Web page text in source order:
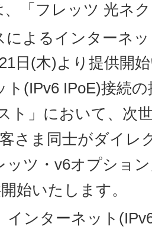
、「フレッツ 光ネ
によるインターネ
日(木)より提供開
ト(IPv6 IPoE)接続
ト」において、次
さま同士がダイレ
ッツ・v6オプショ
始いたします。
インターネット